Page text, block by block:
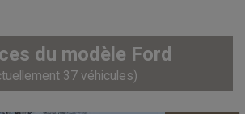
du modèle Ford
37 véhicules)